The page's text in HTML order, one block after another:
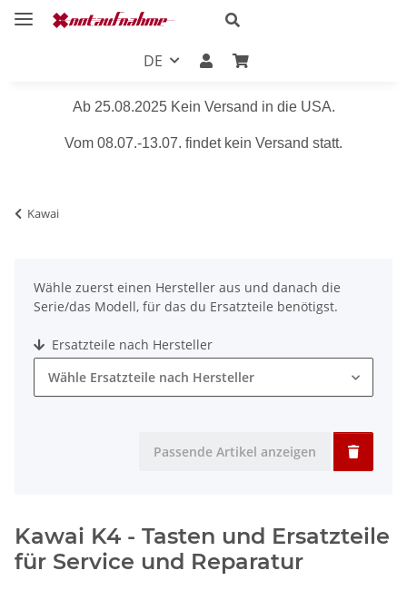
DE
Ab 25.08.2025 Kein Versand in die USA.
Vom 08.07.-13.07. findet kein Versand statt.
Kawai
Wähle zuerst einen Hersteller aus und danach die
Serie/das Modell, für das du Ersatzteile benötigst.
Ersatzteile nach Hersteller
Wähle Ersatzteile nach Hersteller
Passende Artikel anzeigen
Kawai K4 - Tasten und Ersatzteile
für Service und Reparatur